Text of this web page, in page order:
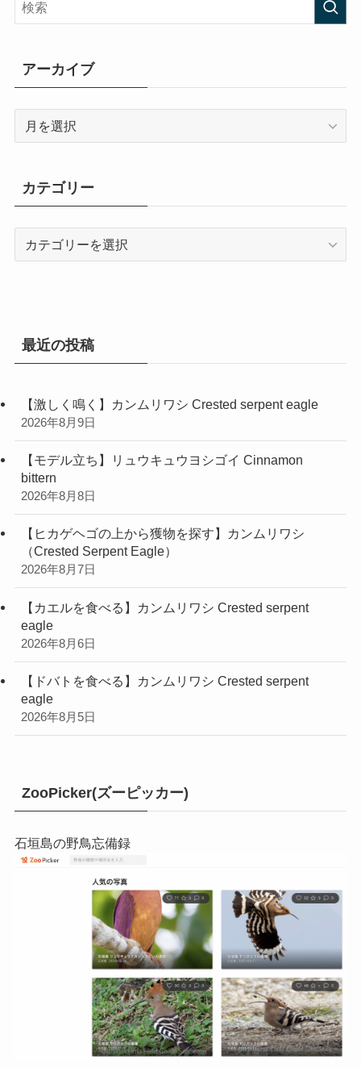
アーカイブ
ブ
カテゴリー
最近の投稿
【激しく鳴く】カンムリワシ Crested serpent eagle
2026年8月9日
【モデル立ち】リュウキュウヨシゴイ Cinnamon
bittern
2026年8月8日
【ヒカゲヘゴの上から獲物を探す】カンムリワシ
（Crested Serpent Eagle）
2026年8月7日
【カエルを食べる】カンムリワシ Crested serpent
eagle
2026年8月6日
【ドバトを食べる】カンムリワシ Crested serpent
eagle
2026年8月5日
ZooPicker(ズーピッカー)
石垣島の野鳥忘備録